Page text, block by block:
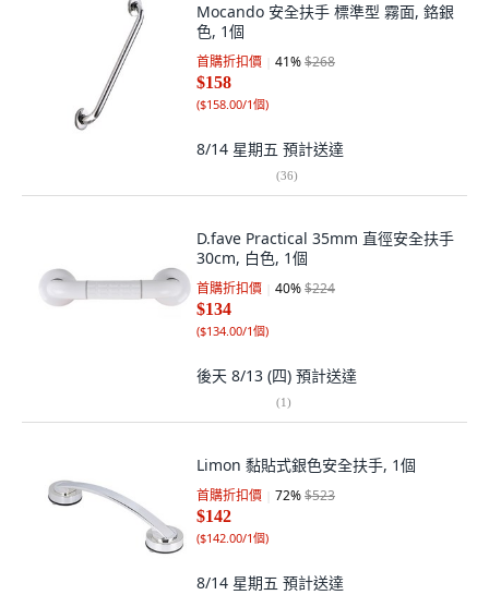
Mocando 安全扶手 標準型 霧面, 鉻銀
色, 1個
首購折扣價 41%$268
$158
($158.00/1個)
8/14 星期五 預計送達
(36)
D.fave Practical 35mm 直徑安全扶手
30cm, 白色, 1個
首購折扣價 40%$224
$134
($134.00/1個)
後天 8/13 (四) 預計送達
(1)
Limon 黏貼式銀色安全扶手, 1個
首購折扣價 72%$523
$142
($142.00/1個)
8/14 星期五 預計送達